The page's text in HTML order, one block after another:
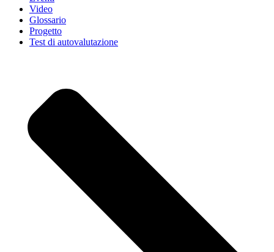
Video
Glossario
Progetto
Test di autovalutazione